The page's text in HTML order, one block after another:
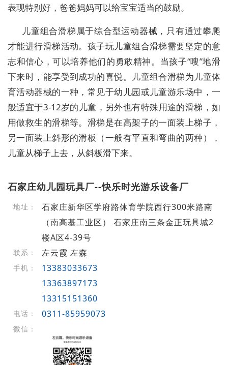
表现特别好，爸爸妈妈可以给宝宝适当的鼓励。
儿童组合滑梯属于综合型运动器械，只有通过攀爬
才能进行滑梯活动。孩子玩儿童组合滑梯需要坚定的意
志和信心，可以培养他们的勇敢精神。当孩子“嗖”地滑
下来时，能享受到成功的喜悦。儿童组合滑梯为儿童体
育活动器械的一种，常见于幼儿园或儿童游乐场中，一
般适宜于3-12岁的儿童，另外也有特殊用途的滑梯，如
用做救生的滑梯等。滑梯是在高架子的一面装上梯子，
另一面装上斜形的滑板（一般有平直和弯曲的两种），
儿童从梯子上去，从斜板滑下来。
石家庄幼儿园玩具厂--快乐时光游乐设备厂
地址：
石家庄新华区学府路体育学院西行300米路南
（南高基工业区） 石家庄南三条金正玩具城2
楼A区4-39号
联系： 左云霞 左森
手机：
13383033673
13363897173
13315151360
电话： 0311-85959073
微信：